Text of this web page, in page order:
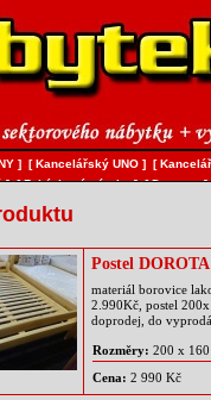
Postel DOROTA
materiál borovice
2.990Kč, postel
doprodej, do
Rozměry: 200 x
Cena: 2 990 Kč
] [ Kancelářský UNO ] [
] [ Zakázková výroba ] [ Doprava ]